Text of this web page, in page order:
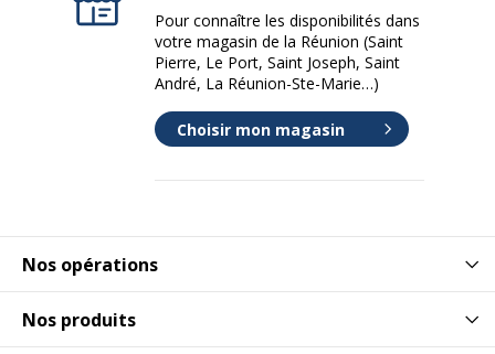
Nos opérations
Nos produits
Pour connaître les disponibilités dans
votre magasin de la Réunion (Saint
Pierre, Le Port, Saint Joseph, Saint
André, La Réunion-Ste-Marie…)
Choisir mon magasin